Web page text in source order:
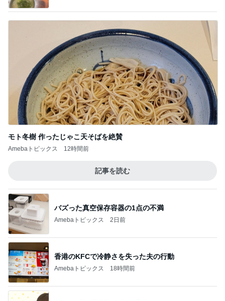
モト冬樹 作ったじゃこ天そばを絶賛
Amebaトピックス 12時間前
記事を読む
バズった真空保存容器の1点の不満
Amebaトピックス 2日前
香港のKFCで冷静さを失った夫の行動
Amebaトピックス 18時間前